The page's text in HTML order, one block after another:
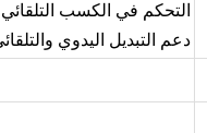
التحكم في الكسب التلقائي
دعم التبديل اليدوي والتلقائي